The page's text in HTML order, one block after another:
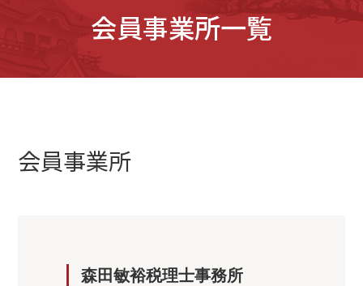
会員事業所一覧
会員事業所
森田敏裕税理士事務所